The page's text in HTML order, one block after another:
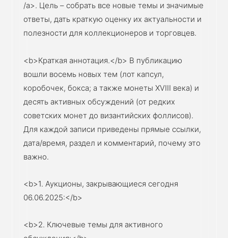
/a>. Цель – собрать все новые темы и значимые
ответы, дать краткую оценку их актуальности и
полезности для коллекционеров и торговцев.
<b>Краткая аннотация.</b> В публикацию
вошли восемь новых тем (лот капсул,
коробочек, бокса; а также монеты XVIII века) и
десять активных обсуждений (от редких
советских монет до византийских фоллисов).
Для каждой записи приведены прямые ссылки,
дата/время, раздел и комментарий, почему это
важно.
<b>1. Аукционы, закрывающиеся сегодня
06.06.2025:</b>
<b>2. Ключевые темы для активного